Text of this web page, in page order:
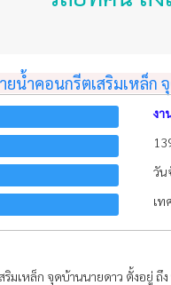
ายน้ำคอนกรีตเสริมเห
งา
วัน
เท
สริมเหล็ก จุดบ้านนายดาว ตั้งอ